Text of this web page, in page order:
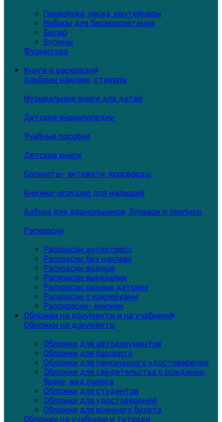
Проволока, леска, контейнеры
Наборы для бисероплетения
Бисер
Бусины
Фурнитура
Книги и раскраски
Альбомы наклеек, стикеры
Музыкальные книги для детей
Детские энциклопедии
Учебные пособия
Детские книги
Блокноты- активити, кросворды,
Книжки-игрушки для малышей
Азбука для дошкольников, буквари и прописи
Раскраски
Раскраски антистресс
Раскраски без наклеек
Раскраски водные
Раскраски вырезалки
Раскраски разные детские
Раскраски с наклейками
Расскраски- книжки
Обложки на документы и на учебники
Обложки на документы
Обложки для автодокументов
Обложки для паспорта
Обложки для пенсионного удостоверения
Обложки для свидетельства о рождении,
браке, мед.полиса
Обложки для студентов
Обложки для удостоверений
Обложки для военного билета
Обложки на учебники и тетради